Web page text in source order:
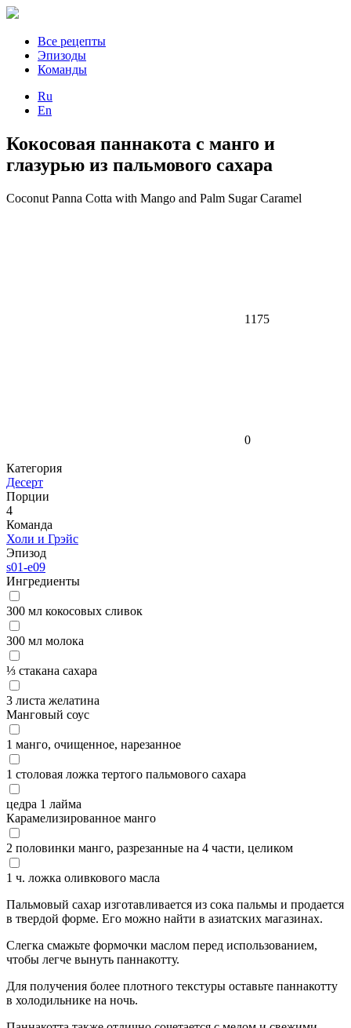
Все рецепты
Эпизоды
Команды
Ru
En
Кокосовая паннакота с манго и
глазурью из пальмового сахара
Coconut Panna Cotta with Mango and Palm Sugar Caramel
1175
0
Категория
Десерт
Порции
4
Команда
Холи и Грэйс
Эпизод
s01-e09
Ингредиенты
300 мл кокосовых сливок
300 мл молока
⅓ стакана сахара
3 листа желатина
Манговый соус
1 манго, очищенное, нарезанное
1 столовая ложка тертого пальмового сахара
цедра 1 лайма
Карамелизированное манго
2 половинки манго, разрезанные на 4 части, целиком
1 ч. ложка оливкового масла
Пальмовый сахар изготавливается из сока пальмы и продается
в твердой форме. Его можно найти в азиатских магазинах.
Слегка смажьте формочки маслом перед использованием,
чтобы легче вынуть паннакотту.
Для получения более плотного текстуры оставьте паннакотту
в холодильнике на ночь.